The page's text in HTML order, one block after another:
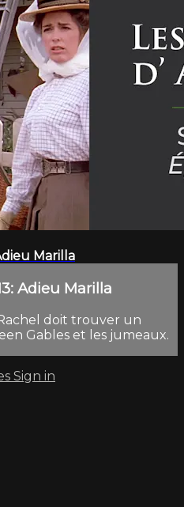
Marilla
Adieu Marilla
doit trouver un
Gables et les jumeaux.
Sign in